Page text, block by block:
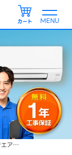
カート
大阪府茨木市でエアコン取り付け、エアコン引越し工事をご検討の方